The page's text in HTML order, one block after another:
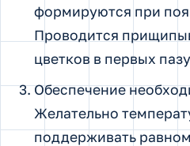
формируются при
Проводится
цветков в первых
Обеспечение
Желательно
поддерживать